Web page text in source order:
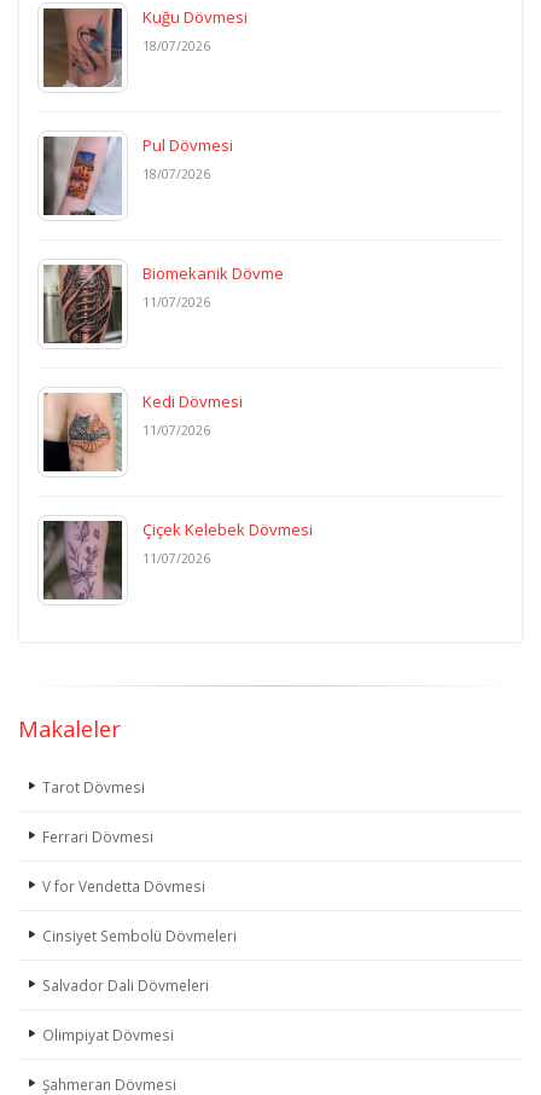
Kuğu Dövmesi
18/07/2026
Pul Dövmesi
18/07/2026
Biomekanik Dövme
11/07/2026
Kedi Dövmesi
11/07/2026
Çiçek Kelebek Dövmesi
11/07/2026
Makaleler
Tarot Dövmesi
Ferrari Dövmesi
V for Vendetta Dövmesi
Cinsiyet Sembolü Dövmeleri
Salvador Dali Dövmeleri
Olimpiyat Dövmesi
Şahmeran Dövmesi